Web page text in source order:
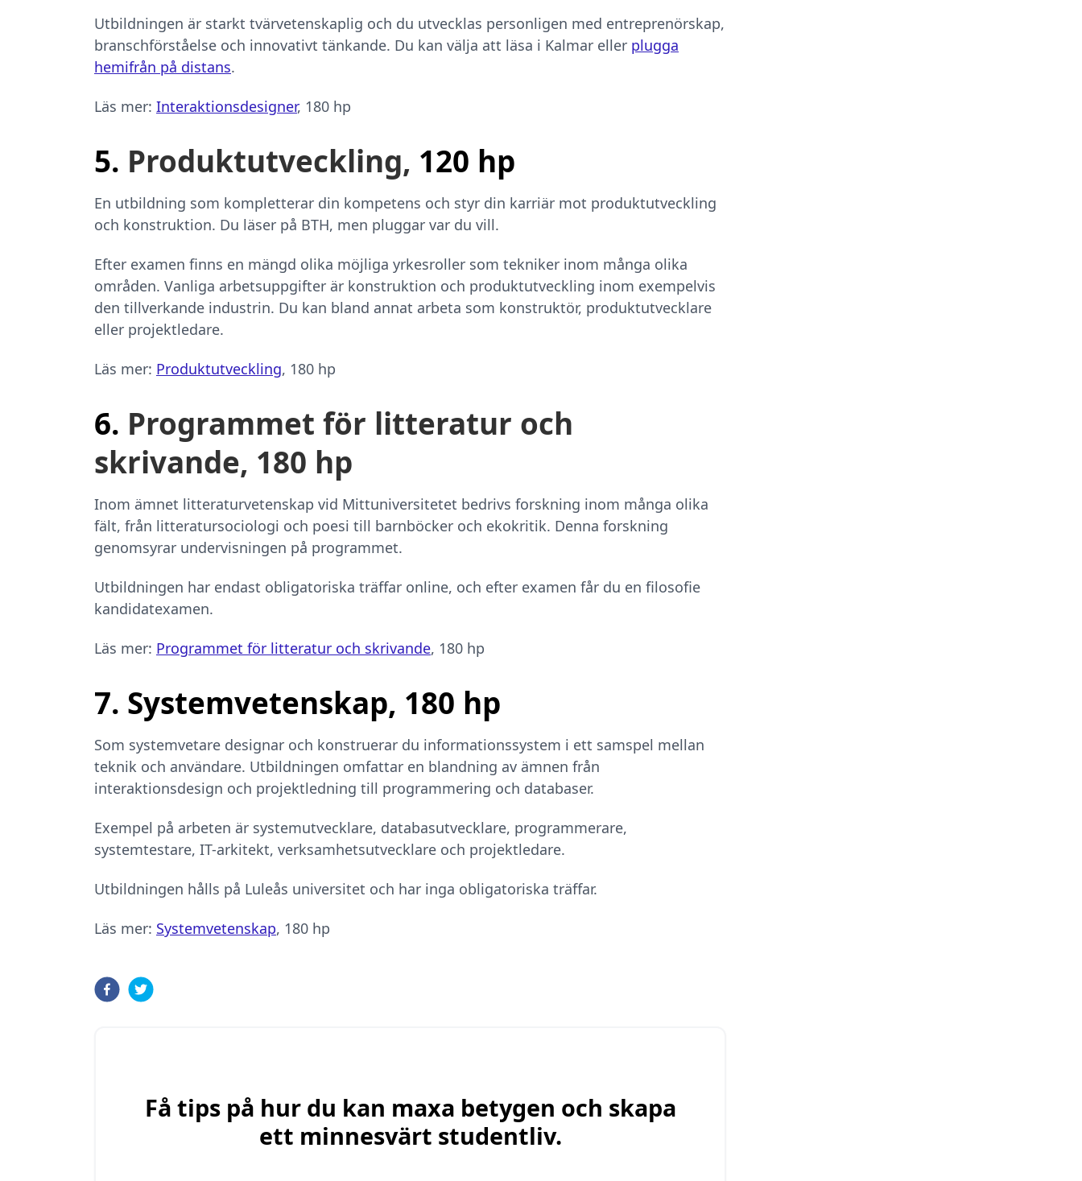
Utbildningen är starkt tvärvetenskaplig och du utvecklas personligen med entreprenörskap,
branschförståelse och innovativt tänkande. Du kan välja att läsa i Kalmar eller plugga
hemifrån på distans.
Läs mer: Interaktionsdesigner, 180 hp
5. Produktutveckling, 120 hp
En utbildning som kompletterar din kompetens och styr din karriär mot produktutveckling
och konstruktion. Du läser på BTH, men pluggar var du vill.
Efter examen finns en mängd olika möjliga yrkesroller som tekniker inom många olika
områden. Vanliga arbetsuppgifter är konstruktion och produktutveckling inom exempelvis
den tillverkande industrin. Du kan bland annat arbeta som konstruktör, produktutvecklare
eller projektledare.
Läs mer: Produktutveckling, 180 hp
6. Programmet för litteratur och
skrivande, 180 hp
Inom ämnet litteraturvetenskap vid Mittuniversitetet bedrivs forskning inom många olika
fält, från litteratursociologi och poesi till barnböcker och ekokritik. Denna forskning
genomsyrar undervisningen på programmet.
Utbildningen har endast obligatoriska träffar online, och efter examen får du en filosofie
kandidatexamen.
Läs mer: Programmet för litteratur och skrivande, 180 hp
7. Systemvetenskap, 180 hp
Som systemvetare designar och konstruerar du informationssystem i ett samspel mellan
teknik och användare. Utbildningen omfattar en blandning av ämnen från
interaktionsdesign och projektledning till programmering och databaser.
Exempel på arbeten är systemutvecklare, databasutvecklare, programmerare,
systemtestare, IT-arkitekt, verksamhetsutvecklare och projektledare.
Utbildningen hålls på Luleås universitet och har inga obligatoriska träffar.
Läs mer: Systemvetenskap, 180 hp
Få tips på hur du kan maxa betygen och skapa
ett minnesvärt studentliv.